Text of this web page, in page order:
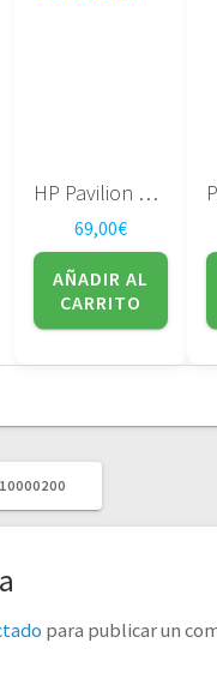
HP Pavilion DV7-1000 507169-001
69,00€
AÑADIR AL
CARRITO
para publicar un